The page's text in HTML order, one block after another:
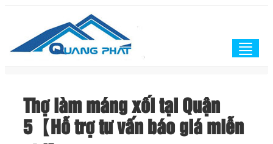
Thợ làm máng xối tại Quận
5【Hỗ trợ tư vấn báo giá miễn